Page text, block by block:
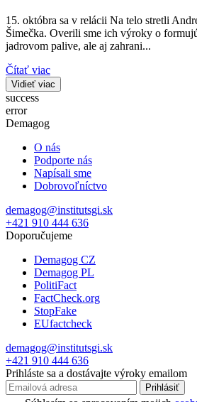
15. októbra sa v relácii Na telo stretli
Šimečka. Overili sme ich výroky o
jadrovom palive, ale aj zahrani...
Čítať viac
Vidieť viac
success
error
Demagog
O nás
Podporte nás
Napísali sme
Dobrovoľníctvo
demagog@institutsgi.sk
+421 910 444 636
Doporučujeme
Demagog CZ
Demagog PL
PolitiFact
FactCheck.org
StopFake
EUfactcheck
demagog@institutsgi.sk
+421 910 444 636
Prihláste sa a dostávajte výroky emailom
Prihlásiť